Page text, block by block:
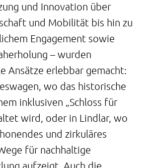
und Innovation über
und Mobilität bis hin zu
Engagement sowie
– wurden
Ansätze erlebbar gemacht:
wo das historische
inklusiven „Schloss für
wird, oder in Lindlar, wo
und zirkuläres
für nachhaltige